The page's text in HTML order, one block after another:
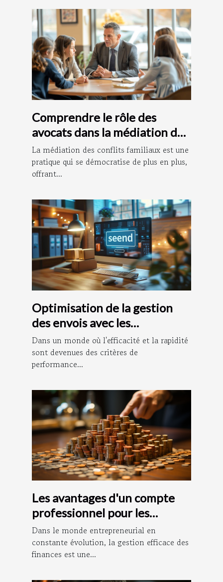
Comprendre le rôle des
avocats dans la médiation des
conflits familiaux
La médiation des conflits familiaux est une
pratique qui se démocratise de plus en plus,
offrant...
Optimisation de la gestion
des envois avec les
plateformes
d'affranchissement en ligne
Dans un monde où l'efficacité et la rapidité
sont devenues des critères de
performance...
Les avantages d'un compte
professionnel pour les
entrepreneurs
Dans le monde entrepreneurial en
constante évolution, la gestion efficace des
finances est une...